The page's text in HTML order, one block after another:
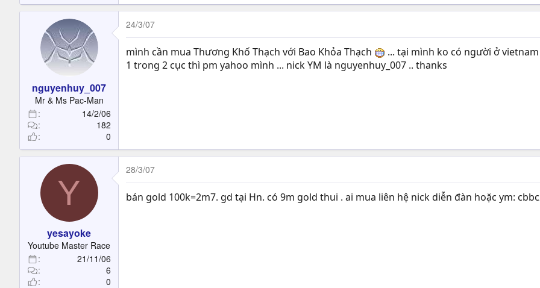
nguyenhuy_007
Mr & Ms Pac-Man
14/2/06
182
0
24/3/07
mình cần mua Thương Khố Thạch với Bao Khỏa Thạch
... tại mình ko có người ở
1 trong 2 cục thì pm yahoo mình ... nick YM là nguyenhuy_007 .. thanks
Y
yesayoke
Youtube Master Race
21/11/06
6
0
28/3/07
bán gold 100k=2m7. gd tại Hn. có 9m gold thui . ai mua liên hệ nick diễn đàn hoặc ym: